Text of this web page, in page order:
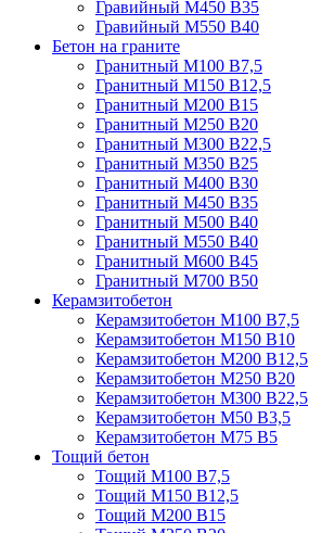
Гравийный М450 В35
Гравийный М550 В40
Бетон на граните
Гранитный М100 В7,5
Гранитный М150 В12,5
Гранитный М200 В15
Гранитный М250 В20
Гранитный М300 В22,5
Гранитный М350 В25
Гранитный М400 В30
Гранитный М450 В35
Гранитный М500 В40
Гранитный М550 В40
Гранитный М600 В45
Гранитный М700 В50
Керамзитобетон
Керамзитобетон М100 В7,5
Керамзитобетон М150 В10
Керамзитобетон М200 В12,5
Керамзитобетон М250 В20
Керамзитобетон М300 В22,5
Керамзитобетон М50 В3,5
Керамзитобетон М75 В5
Тощий бетон
Тощий М100 В7,5
Тощий М150 В12,5
Тощий М200 В15